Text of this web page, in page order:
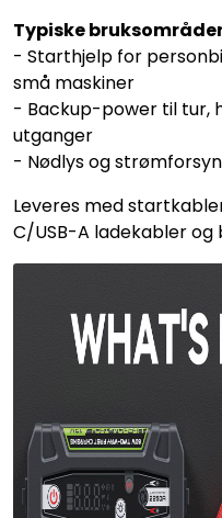
Typiske
- Starthjelp for
små maskiner
- Backup-power til tur,
utganger
- Nødlys og
Leveres med
C/USB-A ladekabler og